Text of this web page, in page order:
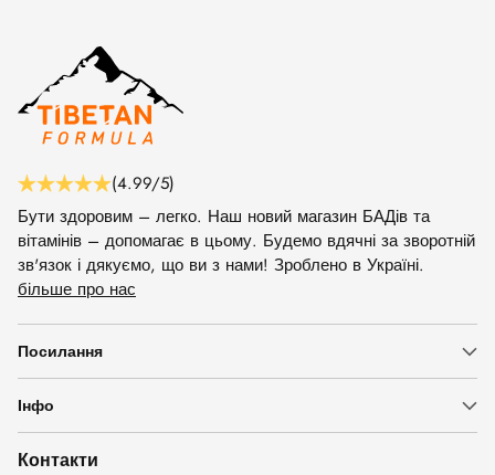
(4.99/5)
Бути здоровим – легко. Наш новий магазин БАДів та
вітамінів – допомагає в цьому. Будемо вдячні за зворотній
зв'язок і дякуємо, що ви з нами! Зроблено в Україні.
більше про нас
Посилання
Інфо
Контакти